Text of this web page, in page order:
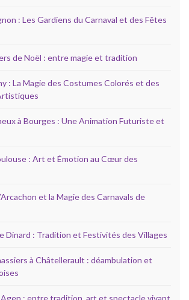
: Les Gardiens du Carnaval et des Fêtes
de Noël : entre magie et tradition
: La Magie des Costumes Colorés et des
à Bourges : Une Animation Futuriste et
: Art et Émotion au Cœur des
et la Magie des Carnavals de
Dinard : Tradition et Festivités des Villages
à Châtellerault : déambulation et
Agen : entre tradition, art et spectacle vivant